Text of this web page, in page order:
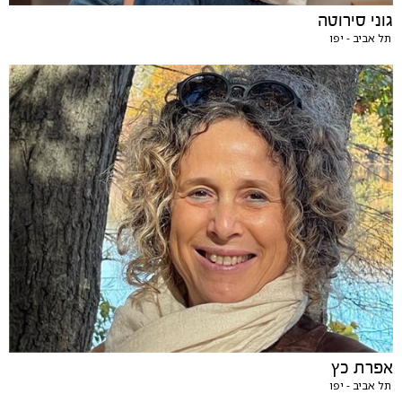
גוני סירוטה
תל אביב - יפו
אפרת כץ
תל אביב - יפו